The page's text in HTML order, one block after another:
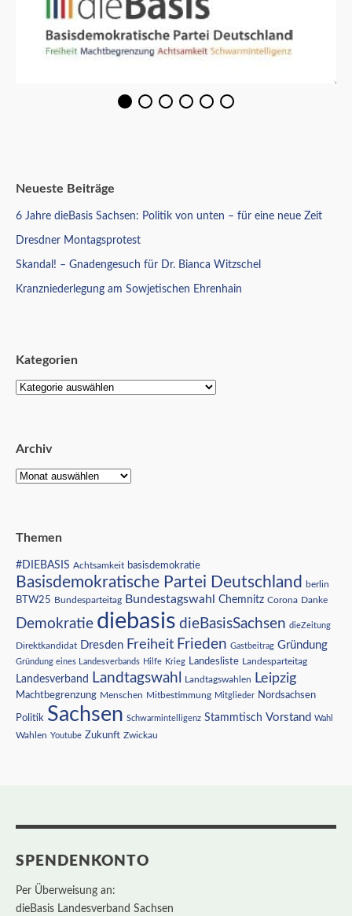
Neueste Beiträge
6 Jahre dieBasis Sachsen: Politik von unten – für eine neue Zeit
Dresdner Montagsprotest
Skandal! – Gnadengesuch für Dr. Bianca Witzschel
Kranzniederlegung am Sowjetischen Ehrenhain
Kategorien
Archiv
Themen
#DIEBASIS Achtsamkeit basisdemokratie
Basisdemokratische Partei Deutschland berlin
BTW25 Bundesparteitag Bundestagswahl Chemnitz Corona Danke
Demokratie diebasis dieBasisSachsen dieZeitung
Direktkandidat Dresden Freiheit Frieden Gastbeitrag Gründung
Gründung eines Landesverbands Hilfe Krieg Landesliste Landesparteitag
Landesverband Landtagswahl Landtagswahlen Leipzig
Machtbegrenzung Menschen Mitbestimmung Mitglieder Nordsachsen
Politik Sachsen Schwarmintelligenz Stammtisch Vorstand Wahl
Wahlen Youtube Zukunft Zwickau
SPENDENKONTO
Per Überweisung an:
dieBasis Landesverband Sachsen